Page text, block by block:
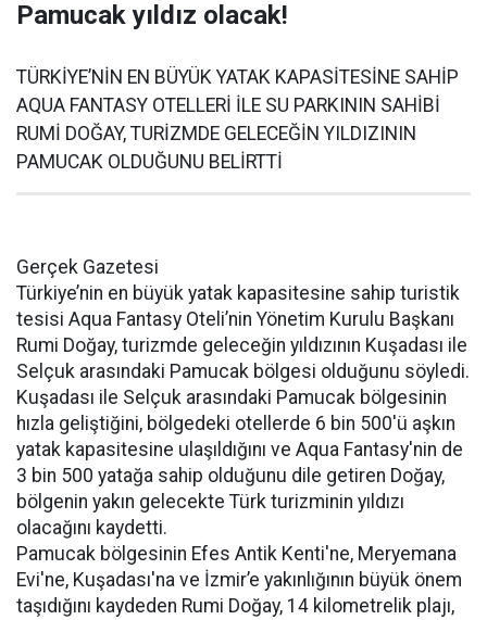
Pamucak yıldız olacak!
TÜRKİYE’NİN EN BÜYÜK YATAK KAPASİTESİNE SAHİP
AQUA FANTASY OTELLERİ İLE SU PARKININ SAHİBİ
RUMİ DOĞAY, TURİZMDE GELECEĞİN YILDIZININ
PAMUCAK OLDUĞUNU BELİRTTİ
Gerçek Gazetesi
Türkiye’nin en büyük yatak kapasitesine sahip turistik
tesisi Aqua Fantasy Oteli’nin Yönetim Kurulu Başkanı
Rumi Doğay, turizmde geleceğin yıldızının Kuşadası ile
Selçuk arasındaki Pamucak bölgesi olduğunu söyledi.
Kuşadası ile Selçuk arasındaki Pamucak bölgesinin
hızla geliştiğini, bölgedeki otellerde 6 bin 500'ü aşkın
yatak kapasitesine ulaşıldığını ve Aqua Fantasy'nin de
3 bin 500 yatağa sahip olduğunu dile getiren Doğay,
bölgenin yakın gelecekte Türk turizminin yıldızı
olacağını kaydetti.
Pamucak bölgesinin Efes Antik Kenti'ne, Meryemana
Evi'ne, Kuşadası'na ve İzmir’e yakınlığının büyük önem
taşıdığını kaydeden Rumi Doğay, 14 kilometrelik plajı,